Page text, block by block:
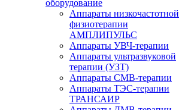
оборудование
Аппараты низкочастотной
физиотерапии
АМПЛИПУЛЬС
Аппараты УВЧ-терапии
Аппараты ультразвуковой
терапии (УЗТ)
Аппараты СМВ-терапии
Аппараты ТЭС-терапии
ТРАНСАИР